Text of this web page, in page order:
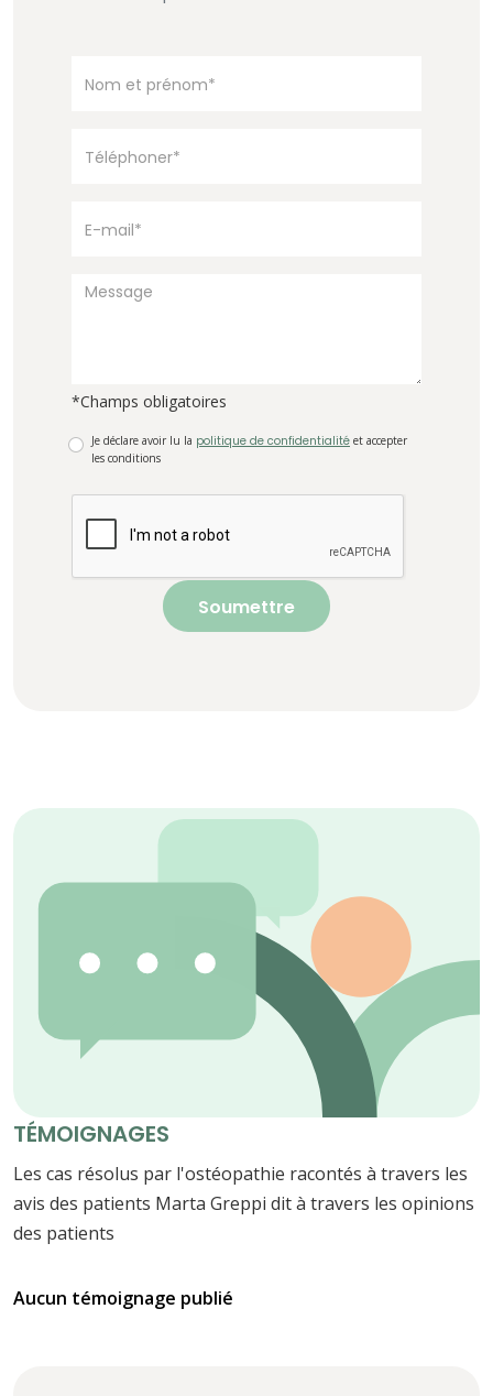
*Champs obligatoires
Je déclare avoir lu la politique de confidentialité et accepter
les conditions
Soumettre
TÉMOIGNAGES
Les cas résolus par l'ostéopathie racontés à travers les
avis des patients Marta Greppi dit à travers les opinions
des patients
Aucun témoignage publié